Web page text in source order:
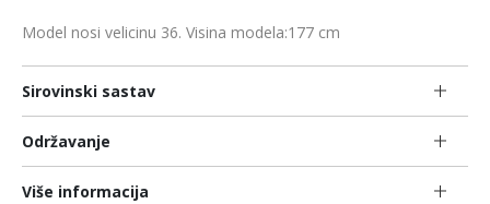
Model nosi velicinu 36. Visina modela:177 cm
Sirovinski sastav
Održavanje
Više informacija